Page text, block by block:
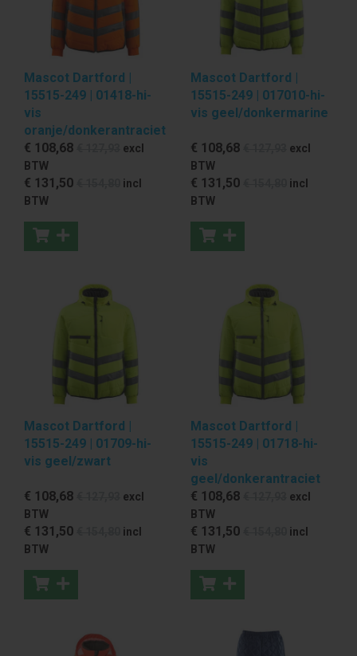
Mascot Dartford |
15515-249 | 01418-hi-
vis
oranje/donkerantraciet
€ 108,68
excl
BTW
€ 131 ,50
incl
BTW
Mascot Dartford |
15515-249 | 017010-hi-
vis geel/donkermarine
€ 108,68
excl
BTW
€ 131 ,50
incl
BTW
Mascot Dartford |
15515-249 | 01709-hi-
vis geel/zwart
€ 108,68
excl
BTW
€ 131 ,50
incl
BTW
Mascot Dartford |
15515-249 | 01718-hi-
vis
geel/donkerantraciet
€ 108,68
excl
BTW
€ 131 ,50
incl
BTW